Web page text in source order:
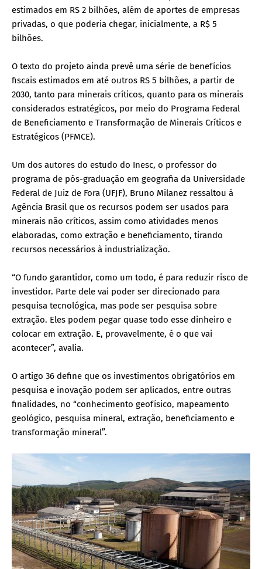
estimados em RS 2 bilhões, além de aportes de empresas
privadas, o que poderia chegar, inicialmente, a R$ 5
bilhões.
O texto do projeto ainda prevê uma série de benefícios
fiscais estimados em até outros RS 5 bilhões, a partir de
2030, tanto para minerais críticos, quanto para os minerais
considerados estratégicos, por meio do Programa Federal
de Beneficiamento e Transformação de Minerais Críticos e
Estratégicos (PFMCE).
Um dos autores do estudo do Inesc, o professor do
programa de pós-graduação em geografia da Universidade
Federal de Juiz de Fora (UFJF), Bruno Milanez ressaltou à
Agência Brasil que os recursos podem ser usados para
minerais não críticos, assim como atividades menos
elaboradas, como extração e beneficiamento, tirando
recursos necessários à industrialização.
“O fundo garantidor, como um todo, é para reduzir risco de
investidor. Parte dele vai poder ser direcionado para
pesquisa tecnológica, mas pode ser pesquisa sobre
extração. Eles podem pegar quase todo esse dinheiro e
colocar em extração. E, provavelmente, é o que vai
acontecer”, avalia.
O artigo 36 define que os investimentos obrigatórios em
pesquisa e inovação podem ser aplicados, entre outras
finalidades, no “conhecimento geofísico, mapeamento
geológico, pesquisa mineral, extração, beneficiamento e
transformação mineral”.